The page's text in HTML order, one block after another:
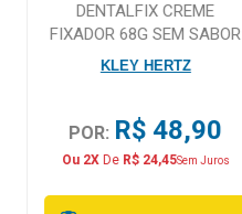
DENTALFIX CREME
FIXADOR 68G SEM SABOR
KLEY HERTZ
POR: R$ 48,90
Ou 2XDe R$ 24,45Sem Juros